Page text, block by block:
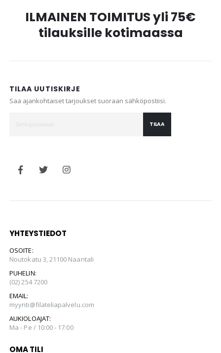
ILMAINEN TOIMITUS yli 75€
tilauksille kotimaassa
TILAA UUTISKIRJE
Saa ajankohtaiset tarjoukset suoraan sähköpostiisi.
TILAA
YHTEYSTIEDOT
OSOITE:
Noutokatu 3, 21100 Naantali
PUHELIN:
(02) 254 7200
EMAIL:
myynti@filateliapalvelu.com
AUKIOLOAJAT:
Ma - Pe / 10:00 - 17:00
OMA TILI